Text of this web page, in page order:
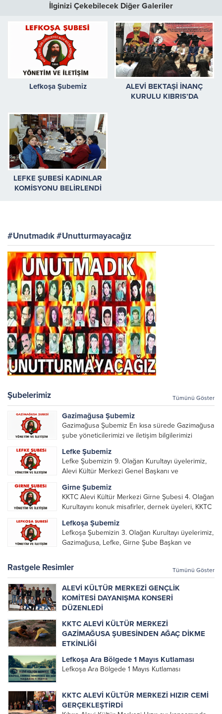
İlginizi Çekebilecek Diğer Galeriler
Lefkoşa Şubemiz
ALEVİ BEKTAŞİ İNANÇ
KURULU KIBRIS’DA
LEFKE ŞUBESİ KADINLAR
KOMİSYONU BELİRLENDİ
#Unutmadık #Unutturmayacağız
Şubelerimiz Tümünü Göster
Gazimağusa Şubemiz
Gazimağusa Şubemiz En kısa sürede Gazimağusa
şube yöneticilerimizi ve iletişim bilgilerimizi
Lefke Şubemiz
Lefke Şubemizin 9. Olağan Kurultayı üyelerimiz,
Alevi Kültür Merkezi Genel Başkanı ve
katılımı ile gerçekleşti. Önceki dönemde görev
alarak emek veren, katkı koyan cümle canların...
Girne Şubemiz
KKTC Alevi Kültür Merkezi Girne Şubesi 4. Olağan
Kurultayını konuk misafirler, dernek üyeleri, KKTC
yönetim kurulu, şube başkanları ve yönetim
organlarının katılımıyla gerçekleşti....
Lefkoşa Şubemiz
Lefkoşa Şubemizin 3. Olağan Kurultayı üyelerimiz,
Gazimağusa, Lefke, Girne Şube Başkan ve
üyelerinin katılımı ile gerçekleşti. Önceki
dönemde görev alan, emek veren, katkı koyan...
Rastgele Resimler Tümünü Göster
ALEVİ KÜLTÜR MERKEZİ GENÇLİK
KOMİTESİ DAYANIŞMA KONSERİ
DÜZENLEDİ
DAYANIŞMA KONSERİ DÜZENLEDİ 10 ARALIK
PAZAR GÜNÜ SAAT 17.00 DA ALEVİ KÜLTÜR
MERKEZİ OTOPARKINDA( BAF SOK. NO: 105
ARASTA BÖLGESİ- LEFKOŞA) GERÇEKLEŞEN
KONSER ETKİNLİĞİNE DERNEK...
KKTC ALEVİ KÜLTÜR MERKEZİ
GAZİMAĞUSA ŞUBESİNDEN AĞAÇ DİKME
ETKİNLİĞİ
ŞUBESİNDEN AĞAÇ DİKME ETKİNLİĞİ
ÇANAKKALE GÖLLER BÖLGESİNDEKİ PİKNİK
ETKİNLİĞİ BİR ÇOK ÜYENİN KATILIMI İLE
GERÇEKLEŞTİRİLDİ. GAZİMAĞUSA
Lefkoşa Ara Bölgede 1 Mayıs Kutlaması
Lefkoşa Ara Bölgede 1 Mayıs Kutlaması
KKTC ALEVİ KÜLTÜR MERKEZİ HIZIR CEMİ
GERÇEKLEŞTİRDİ